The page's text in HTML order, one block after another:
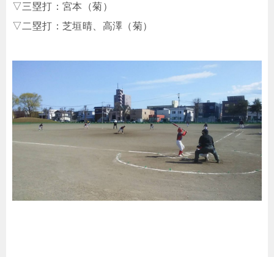
▽三塁打：宮本（菊）
▽二塁打：芝垣晴、高澤（菊）